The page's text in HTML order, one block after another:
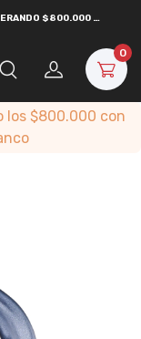
$800.000 CON
0
los $800.000 con